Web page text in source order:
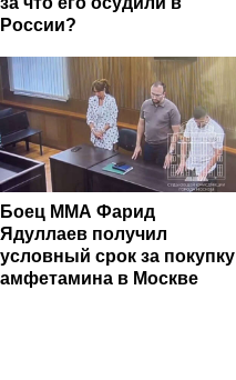
России?
Боец ММА Фарид
Ядуллаев получил
условный срок за покупку
амфетамина в Москве